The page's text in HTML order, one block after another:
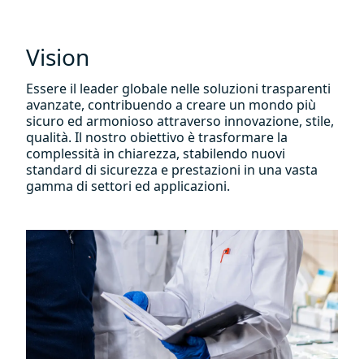
Vision
Essere il leader globale nelle soluzioni trasparenti
avanzate, contribuendo a creare un mondo più
sicuro ed armonioso attraverso innovazione, stile,
qualità. Il nostro obiettivo è trasformare la
complessità in chiarezza, stabilendo nuovi
standard di sicurezza e prestazioni in una vasta
gamma di settori ed applicazioni.